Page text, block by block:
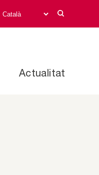
Actualitat